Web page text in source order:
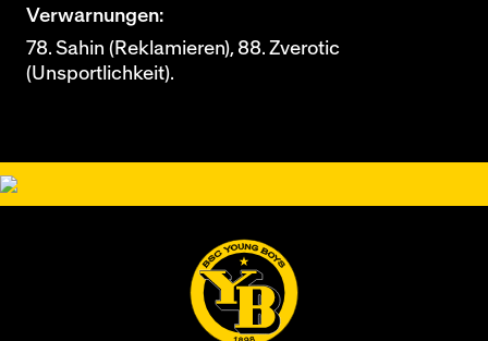
Verwarnungen:
78. Sahin (Reklamieren), 88. Zverotic
(Unsportlichkeit).